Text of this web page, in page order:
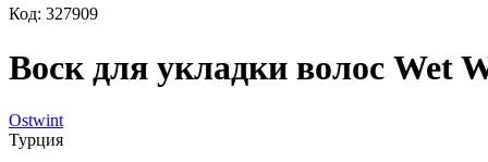
Код: 327909
Воск для укладки волос Wet
Ostwint
Турция